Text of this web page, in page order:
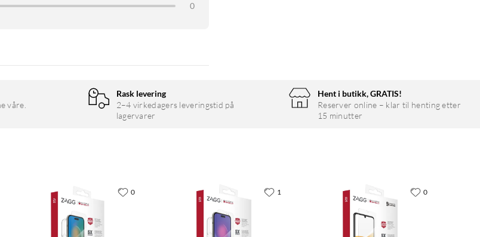
0
våre.
Rask levering
2–4 virkedagers leveringstid på
lagervarer
Hent i butikk, GRATIS!
Reserver online – klar til henting etter
15 minutter
0 1 0